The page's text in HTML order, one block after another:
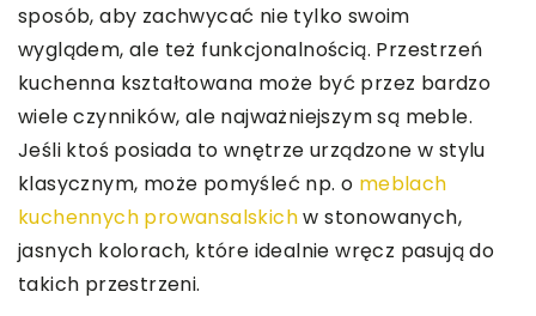
sposób, aby zachwycać nie tylko swoim
wyglądem, ale też funkcjonalnością. Przestrzeń
kuchenna kształtowana może być przez bardzo
wiele czynników, ale najważniejszym są meble.
Jeśli ktoś posiada to wnętrze urządzone w stylu
klasycznym, może pomyśleć np. o meblach
kuchennych prowansalskichw stonowanych,
jasnych kolorach, które idealnie wręcz pasują do
takich przestrzeni.